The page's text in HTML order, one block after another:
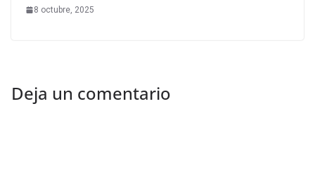
8 octubre, 2025
Deja un comentario